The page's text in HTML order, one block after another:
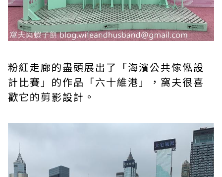
粉紅走廊的盡頭展出了「海濱公共傢俬設
計比賽」的作品「六十維港」，窩夫很喜
歡它的剪影設計。